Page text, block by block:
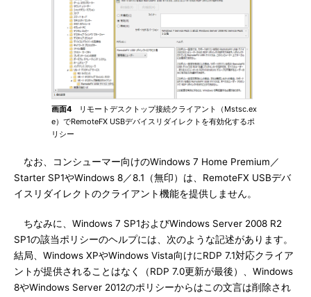
画面4 リモートデスクトップ接続クライアント（Mstsc.ex
e）でRemoteFX USBデバイスリダイレクトを有効化するポ
リシー
なお、コンシューマー向けのWindows 7 Home Premium／
Starter SP1やWindows 8／8.1（無印）は、RemoteFX USBデバ
イスリダイレクトのクライアント機能を提供しません。
ちなみに、Windows 7 SP1およびWindows Server 2008 R2
SP1の該当ポリシーのヘルプには、次のような記述があります。
結局、Windows XPやWindows Vista向けにRDP 7.1対応クライア
ントが提供されることはなく（RDP 7.0更新が最後）、Windows
8やWindows Server 2012のポリシーからはこの文言は削除され